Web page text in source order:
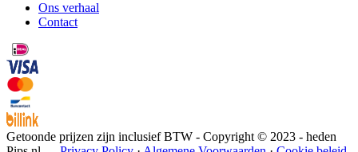
Ons verhaal
Contact
Getoonde prijzen zijn inclusief BTW - Copyright © 2023 - heden